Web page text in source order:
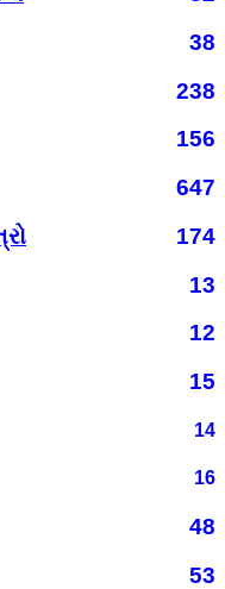
38
238
156
647
174
13
12
15
14
16
48
53